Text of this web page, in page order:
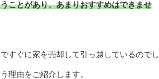
ことがあり、あまりおすすめはできませ
すぐに家を売却して引っ越しているのでし
理由をご紹介します。